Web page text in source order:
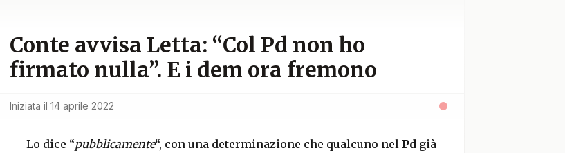
Conte avvisa Letta: “Col Pd non ho
firmato nulla”. E i dem ora fremono
Iniziata il 14 aprile 2022
Lo dice “pubblicamente“, con una determinazione che qualcuno nel Pd già